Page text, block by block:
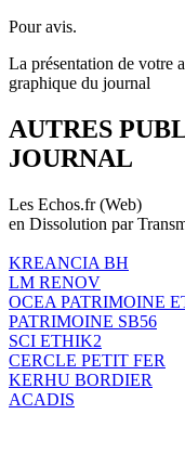
Pour avis.
La présentation de votre
graphique du journal
AUTRES
JOURNAL
Les Echos.fr (Web)
en Dissolution par
KREANCIA BH
LM RENOV
OCEA PATRIMOINE
PATRIMOINE SB56
SCI ETHIK2
CERCLE PETIT FER
KERHU BORDIER
ACADIS